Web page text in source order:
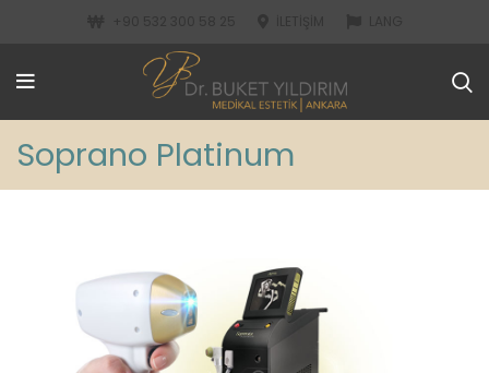
Soprano Platinum